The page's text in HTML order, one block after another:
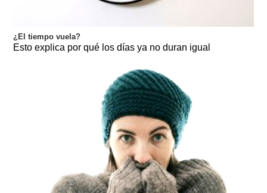
¿El tiempo vuela?
Esto explica por qué los días ya no duran igual